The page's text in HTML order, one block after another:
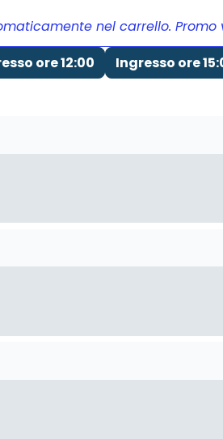
nel carrello.
ore 12:00 Ingresso ore